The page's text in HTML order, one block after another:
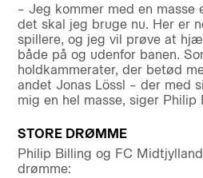
– Jeg kommer med en masse
det skal jeg bruge nu. Her er
spillere, og jeg vil prøve at
både på og udenfor banen.
holdkammerater, der betød
andet Jonas Lössl – der med
mig en hel masse, siger Philip
STORE DRØMME
Philip Billing og FC
drømme: